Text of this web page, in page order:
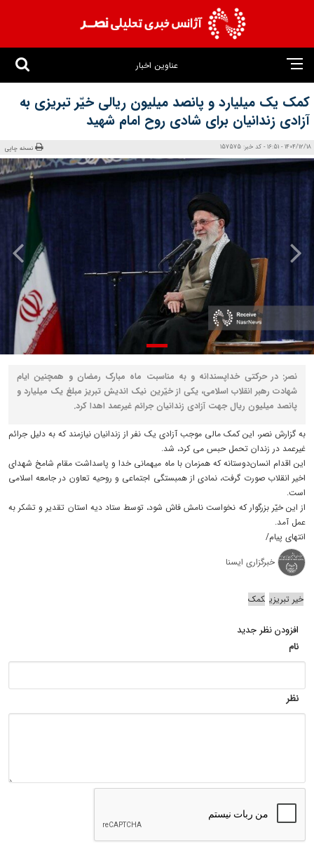
عناوین اخبار
کمک یک میلیارد و پانصد میلیون ریالی خیّر تبریزی به
آزادی زندانیان برای شادی روح‌ امام‌ شهید
1404/12/18 - 16:51 - کد خبر: 157575 نسخه چاپی
نصر: در حرکتی خداپسندانه و به مناسبت ماه مبارک رمضان و همچنین ایام
شهادت رهبر انقلاب اسلامی، یکی از خیّرین نیک اندیش تبریز مبلغ یک میلیارد و
پانصد میلیون ریال جهت آزادی زندانیان جرائم غیرعمد اهدا کرد.
به گزارش نصر، این کمک مالی موجب آزادی یک نفر از زندانیان نیازمند که به دلیل جرائم
غیرعمد در زندان تحمل حبس می کرد، شد.
این اقدام انسان‌دوستانه که همزمان با ماه میهمانی خدا و پاسداشت مقام شامخ شهدای
اخیر انقلاب صورت گرفت، نمادی از همبستگی اجتماعی و روحیه تعاون در جامعه اسلامی
است.
از این خیّر بزرگوار که نخواست نامش فاش شود، توسط ستاد دیه استان تقدیر و تشکر به
عمل آمد.
انتهای پیام/
خبرگزاری ایسنا
خیر تبریزی کمک
افزودن نظر جدید
نام
نظر